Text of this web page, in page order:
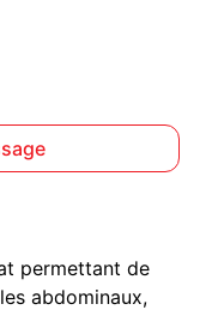
permettant de
abdominaux,